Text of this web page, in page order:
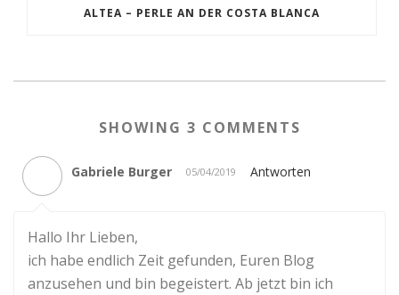
ALTEA – PERLE AN DER COSTA BLANCA
SHOWING 3 COMMENTS
Gabriele Burger 05/04/2019 Antworten
Hallo Ihr Lieben,
ich habe endlich Zeit gefunden, Euren Blog
anzusehen und bin begeistert. Ab jetzt bin ich